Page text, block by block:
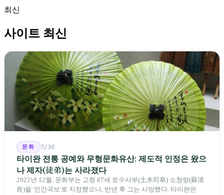
최신
사이트 최신
문화 7/30
타이완 전통 공예와 무형문화유산: 제도적 인정은 왔으
나 제자(徒弟)는 사라졌다
2022년 12월, 문화부는 고령 87세 토수사부(土水司阜) 소청량(蘇清
良)을 '인간국보'로 지정했으나, 반년 후 그는 사망했다. 타이완은